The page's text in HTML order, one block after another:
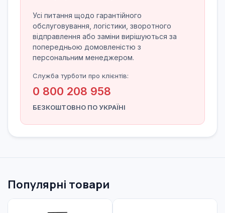
Усі питання щодо гарантійного
обслуговування, логістики, зворотного
відправлення або заміни вирішуються за
попередньою домовленістю з
персональним менеджером.
Служба турботи про клієнтів:
0 800 208 958
БЕЗКОШТОВНО ПО УКРАЇНІ
Популярні товари